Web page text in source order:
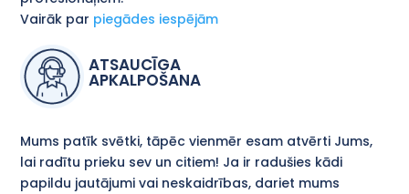
Vairāk par piegādes iespējām
ATSAUCĪGA
APKALPOŠANA
Mums patīk svētki, tāpēc vienmēr esam atvērti Jums,
lai radītu prieku sev un citiem! Ja ir radušies kādi
papildu jautājumi vai neskaidrības, dariet mums